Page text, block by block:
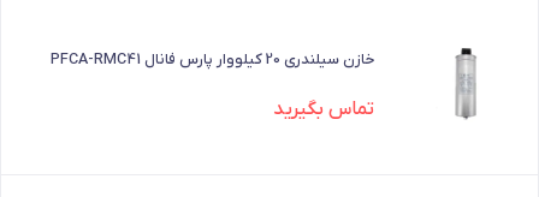
خازن سیلندری 20 کیلووار پارس فانال PFCA-RMC41
تماس بگیرید